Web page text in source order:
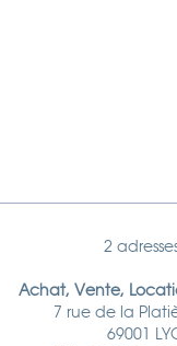
2
Achat, Vente,
7 rue de la
69001